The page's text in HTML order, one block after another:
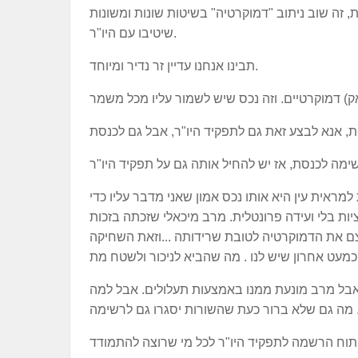
זה שוב ניתוב "דמוקרטיה" בשיטות שונות ומשונות
שיטיבו עם היו"ר.
תבינו אנחנו עדיין זר נדיר ומיוחד.
עין היא אותו נכס אמון שאני מדבר עליו כדי
בלי ועידה פרונטלית. מרב מיכאלי שזכתה בזכות
את הדמוקרטיה לטובת שרידותה ...וזאת השחיקה
אבל מרב מונעת ממנו באמצעות תעלולים. אבל למה